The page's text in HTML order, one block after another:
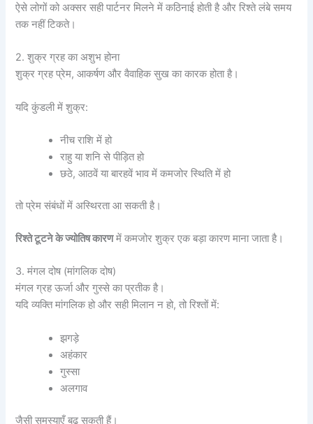
ऐसे लोगों को अक्सर सही पार्टनर मिलने में कठिनाई होती है और रिश्ते लंबे समय
तक नहीं टिकते।
2. शुक्र ग्रह का अशुभ होना
शुक्र ग्रह प्रेम, आकर्षण और वैवाहिक सुख का कारक होता है।
यदि कुंडली में शुक्र:
नीच राशि में हो
राहु या शनि से पीड़ित हो
छठे, आठवें या बारहवें भाव में कमजोर स्थिति में हो
तो प्रेम संबंधों में अस्थिरता आ सकती है।
रिश्ते टूटने के ज्योतिष कारणमें कमजोर शुक्र एक बड़ा कारण माना जाता है।
3. मंगल दोष (मांगलिक दोष)
मंगल ग्रह ऊर्जा और गुस्से का प्रतीक है।
यदि व्यक्ति मांगलिक हो और सही मिलान न हो, तो रिश्तों में:
झगड़े
अहंकार
गुस्सा
अलगाव
जैसी समस्याएँ बढ़ सकती हैं।